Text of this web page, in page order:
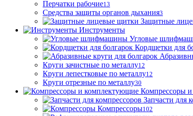
Перчатки рабочие13
Средства защиты органов дыхания3
Защитные
Инструменты
Угловые
Кордщетки для
Круги зачистные по металлу12
Круги лепестковые по металлу12
Круги отрезные по металлу30
Компрессоры
Запчасти для
Компрессоры102